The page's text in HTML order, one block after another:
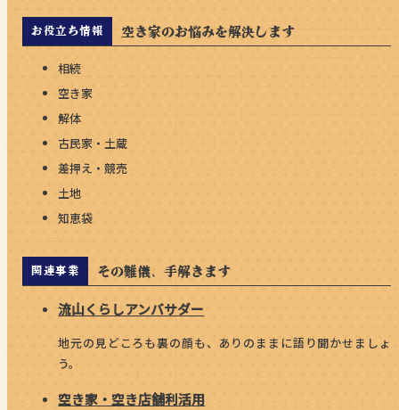
お役立ち情報 空き家のお悩みを解決します
相続
空き家
解体
古民家・土蔵
差押え・競売
土地
知恵袋
関連事業 その難儀、手解きます
流山くらしアンバサダー
地元の見どころも裏の顔も、ありのままに語り聞かせましょ
う。
空き家・空き店舗利活用